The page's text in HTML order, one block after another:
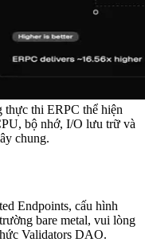
thực thi ERPC thể hiện
bộ nhớ, I/O lưu trữ và
chung.
Endpoints, cấu hình
bare metal, vui lòng
Validators DAO.